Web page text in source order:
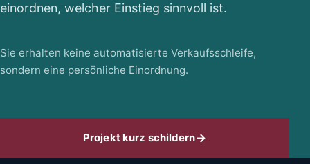
einordnen, welcher Einstieg sinnvoll ist.
Sie erhalten keine automatisierte Verkaufsschleife,
sondern eine persönliche Einordnung.
Projekt kurz schildern